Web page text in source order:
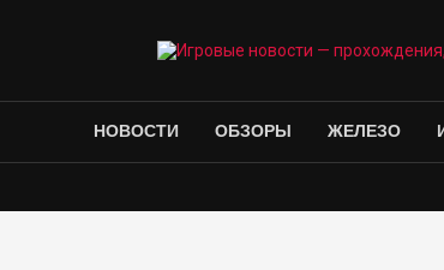
НОВОСТИ ОБЗОРЫ ЖЕЛЕЗО